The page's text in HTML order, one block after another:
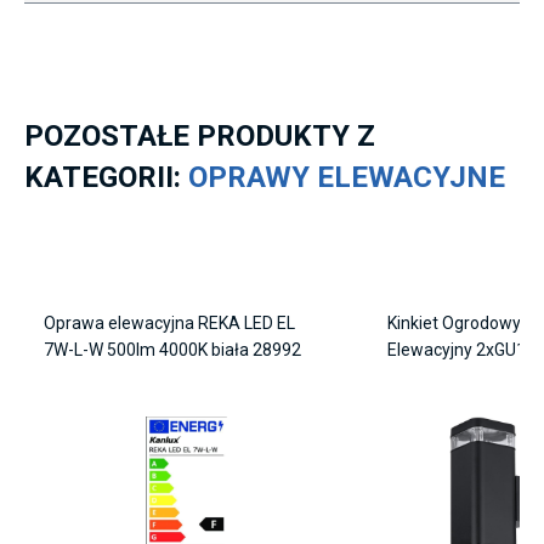
POZOSTAŁE PRODUKTY Z
KATEGORII: OPRAWY ELEWACYJNE
Oprawa elewacyjna REKA LED EL
7W-L-W 500lm 4000K biała 28992
Kinkiet Ogrodowy
Elewacyjny 2xGU10